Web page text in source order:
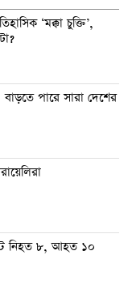
‘মক্কা চুক্তি’,
পারে সারা দেশের
নিহত ৮, আহত ১০